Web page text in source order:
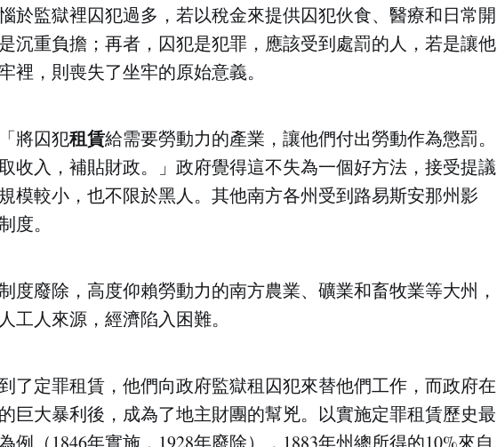
於監獄裡囚犯過多，若以稅金來提供囚犯伙食、醫療和日常開
沉重負擔；再者，囚犯是犯罪，應該受到處罰的人，若是讓他
裡，則喪失了坐牢的原始意義。
將囚犯租賃給需要勞動力的產業，讓他們付出勞動作為懲罰。
收入，補貼財政。」政府覺得這不失為一個好方法，接受提議
模較小，也不限於黑人。其他南方各州受到路易斯安那州影
度。
度廢除，高度仰賴勞動力的南方農業、礦業和畜牧業等大州，
工人來源，經濟陷入困難。
了定罪租賃，他們向政府監獄租囚犯來替他們工作，而政府在
巨大暴利後，成為了地主財團的幫兇。以實施定罪租賃歷史最